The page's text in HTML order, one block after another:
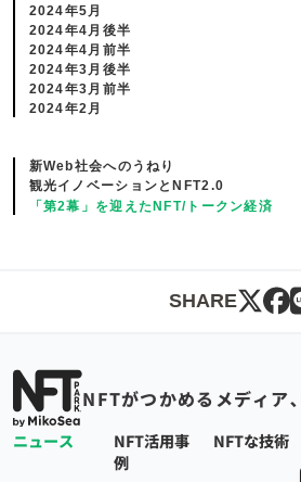
2024年5月
2024年4月後半
2024年4月前半
2024年3月後半
2024年3月前半
2024年2月
新Web社会へのうねり
観光イノベーションとNFT2.0
「第2幕」を迎えたNFT/トークン経済
SHARE
NFTPARK.
NFTがつかめるメディア､
ニュース
NFT活用事
例
NFTな技術